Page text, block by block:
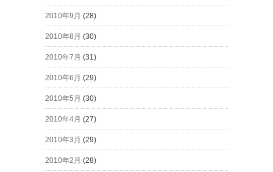
2010年9月 (28)
2010年8月 (30)
2010年7月 (31)
2010年6月 (29)
2010年5月 (30)
2010年4月 (27)
2010年3月 (29)
2010年2月 (28)